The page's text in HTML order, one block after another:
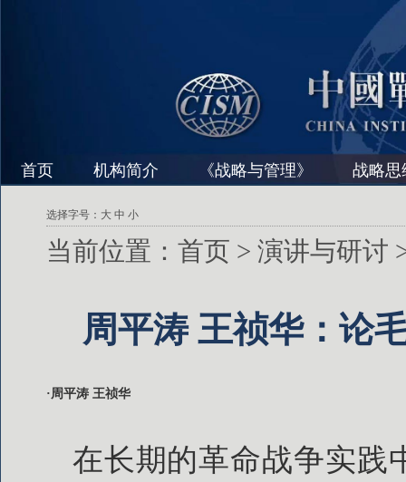
首页 机构简介 《战略与管理》 战略思
选择字号： 大 中 小
当前位置： 首页 > 演讲与研讨
周平涛 王祯华：论
·周平涛 王祯华
在长期的革命战争实践